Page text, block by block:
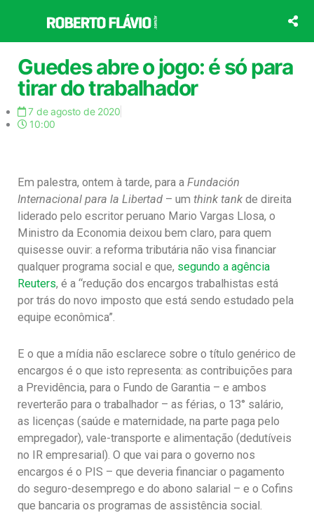
o
conteúdo
Guedes abre o jogo: é só para
tirar do trabalhador
7 de agosto de 2020
10:00
Em palestra, ontem à tarde, para a Fundación
Internacional para la Libertad – um think tank de direita
liderado pelo escritor peruano Mario Vargas Llosa, o
Ministro da Economia deixou bem claro, para quem
quisesse ouvir: a reforma tributária não visa financiar
qualquer programa social e que, segundo a agência
Reuters, é a “redução dos encargos trabalhistas está
por trás do novo imposto que está sendo estudado pela
equipe econômica”.
E o que a mídia não esclarece sobre o título genérico de
encargos é o que isto representa: as contribuições para
a Previdência, para o Fundo de Garantia – e ambos
reverterão para o trabalhador – as férias, o 13° salário,
as licenças (saúde e maternidade, na parte paga pelo
empregador), vale-transporte e alimentação (dedutíveis
no IR empresarial). O que vai para o governo nos
encargos é o PIS – que deveria financiar o pagamento
do seguro-desemprego e do abono salarial – e o Cofins
que bancaria os programas de assistência social.